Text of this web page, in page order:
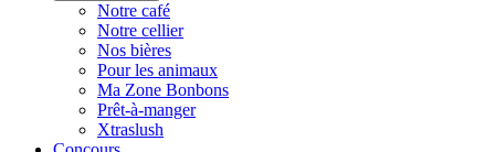
Notre café
Notre cellier
Nos bières
Pour les animaux
Ma Zone Bonbons
Prêt-à-manger
Xtraslush